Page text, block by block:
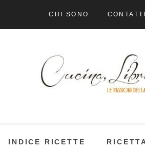
CHI SONO CONTATTI
INDICE RICETTE